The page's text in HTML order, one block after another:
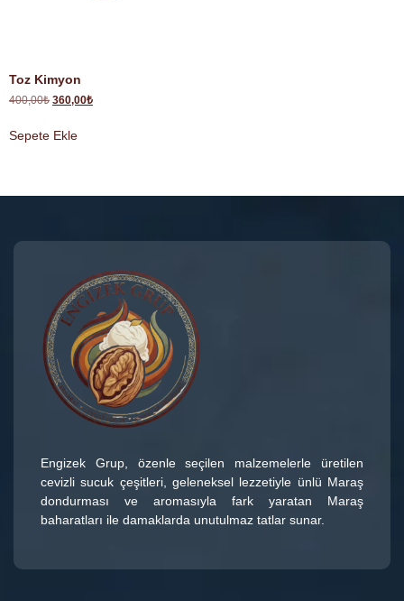
Toz Kimyon
400,00₺ 360,00₺
Sepete Ekle
Engizek Grup, özenle seçilen malzemelerle üretilen
cevizli sucuk çeşitleri, geleneksel lezzetiyle ünlü Maraş
dondurması ve aromasıyla fark yaratan Maraş
baharatları ile damaklarda unutulmaz tatlar sunar.